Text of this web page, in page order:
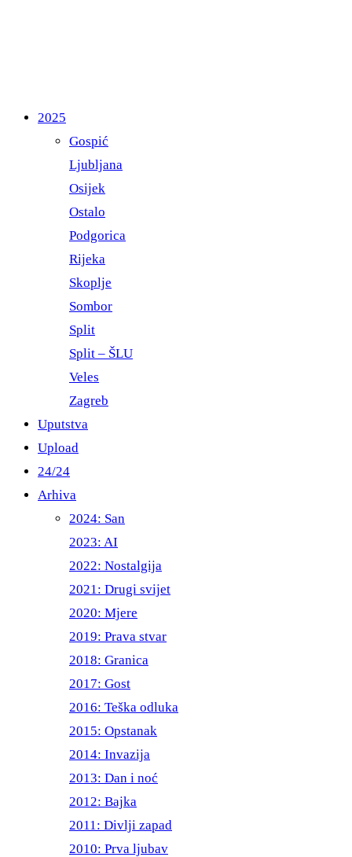
2025
Gospić
Ljubljana
Osijek
Ostalo
Podgorica
Rijeka
Skoplje
Sombor
Split
Split – ŠLU
Veles
Zagreb
Uputstva
Upload
24/24
Arhiva
2024: San
2023: AI
2022: Nostalgija
2021: Drugi svijet
2020: Mjere
2019: Prava stvar
2018: Granica
2017: Gost
2016: Teška odluka
2015: Opstanak
2014: Invazija
2013: Dan i noć
2012: Bajka
2011: Divlji zapad
2010: Prva ljubav